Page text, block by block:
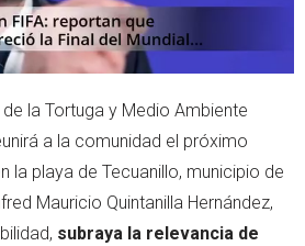
la Tortuga y Medio Ambiente
a la comunidad el próximo
la playa de Tecuanillo, municipio de
Mauricio Quintanilla Hernández,
subraya la relevancia de